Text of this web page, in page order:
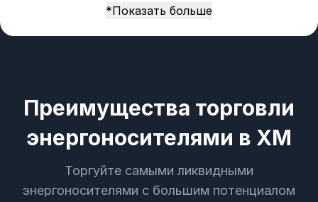
*Показать больше
Преимущества торговли
энергоносителями в XM
Торгуйте самыми ликвидными
энергоносителями с большим потенциалом